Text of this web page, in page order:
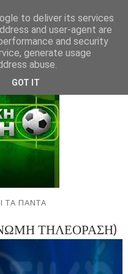
ΤΑ ΠΑΝΤΑ
ΤΗΛΕΟΡΑΣΗ)
to deliver its services
and user-agent are
and security
generate usage
abuse.
GOT IT